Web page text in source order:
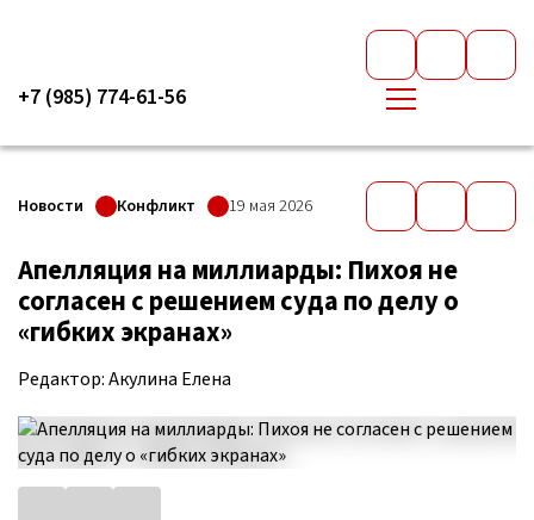
+7 (985) 774-61-56
Новости Конфликт 19 мая 2026
Апелляция на миллиарды: Пихоя не
согласен с решением суда по делу о
«гибких экранах»
Редактор: Акулина Елена